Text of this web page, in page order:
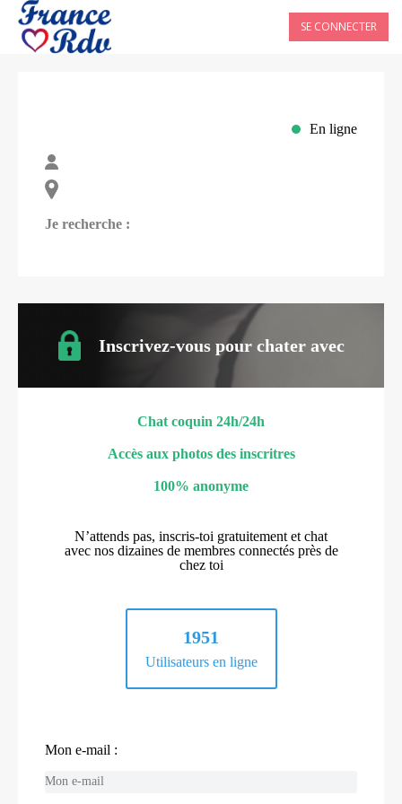
SE CONNECTER
En ligne
Je recherche :
Inscrivez-vous pour chater avec
Chat coquin 24h/24h
Accès aux photos des inscritres
100% anonyme
N’attends pas, inscris-toi gratuitement et chat
avec nos dizaines de membres connectés près de
chez toi
1951
Utilisateurs en ligne
Mon e-mail :